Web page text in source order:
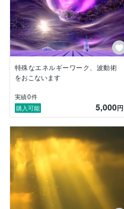
特殊なエネルギーワーク、波動術
をおこないます
実績0件
購入可能
5,000円